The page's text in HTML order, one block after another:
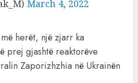
March 4, 2022
herët, një zjarr ka
prej gjashtë reaktorëve
Zaporizhzhia në Ukrainën